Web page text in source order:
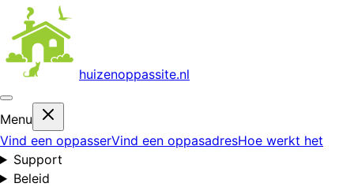
huizenoppassite.nl
Menu
Vind een oppasserVind een oppasadresHoe werkt het
Support
Beleid